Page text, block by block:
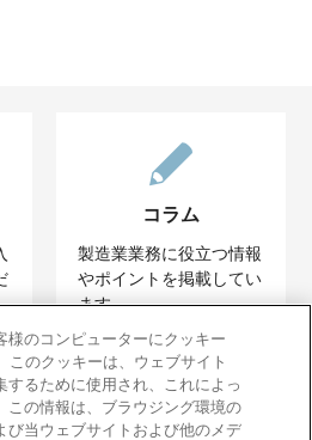
コラム
製造業業務に役立つ情報
やポイントを掲載してい
ます。
様のコンピューターにクッキー
このクッキーは、ウェブサイト
するために使用され、これによっ
この情報は、ブラウジング環境の
び当ウェブサイトおよび他のメデ